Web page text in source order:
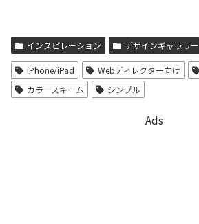
インスピレーション デザインギャラリー
iPhone/iPad Webディレクター向け
カラースキーム
シンプル
Ads